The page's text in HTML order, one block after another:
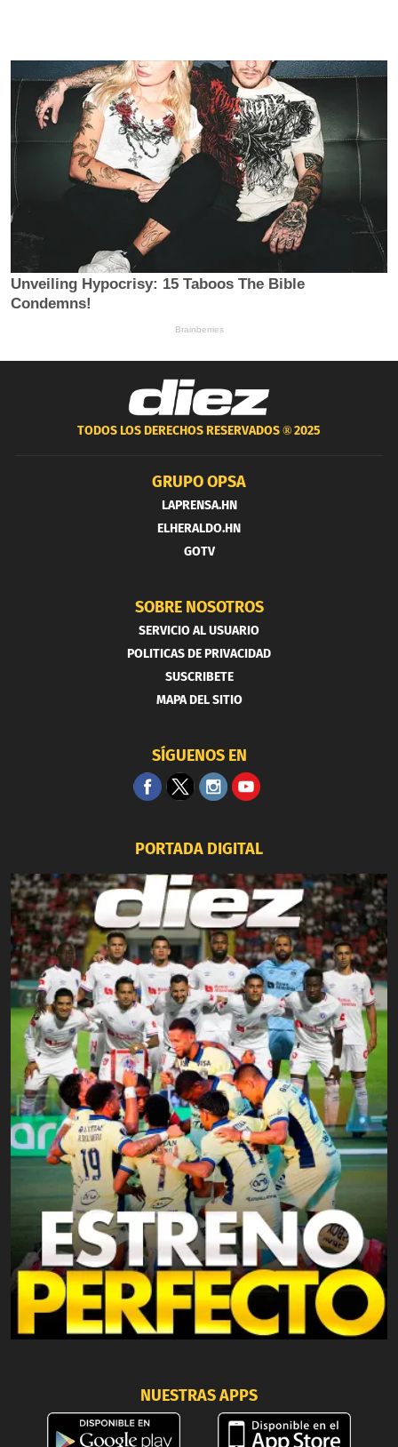
TODOS LOS DERECHOS RESERVADOS ®2025
GRUPO OPSA
LAPRENSA.HN
ELHERALDO.HN
GOTV
SOBRE NOSOTROS
SERVICIO AL USUARIO
POLITICAS DE PRIVACIDAD
SUSCRIBETE
MAPA DEL SITIO
SÍGUENOS EN
PORTADA DIGITAL
NUESTRAS APPS